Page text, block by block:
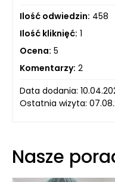
Ilość odwiedzin: 458
Ilość kliknięć: 1
Ocena: 5
Komentarzy: 2
Data dodania:
Ostatnia wizyta:
Nasze